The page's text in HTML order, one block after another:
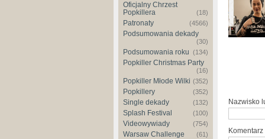
Oficjalny Chrzest
Popkillera
(18)
Patronaty (4566)
Podsumowania dekady
(30)
Podsumowania roku (134)
Popkiller Christmas Party
(16)
Popkiller Młode Wilki (352)
Popkillery (352)
Single dekady (132)
Splash Festival (100)
Videowywiady (754)
Warsaw Challenge (61)
Nazwisko
Komentarz